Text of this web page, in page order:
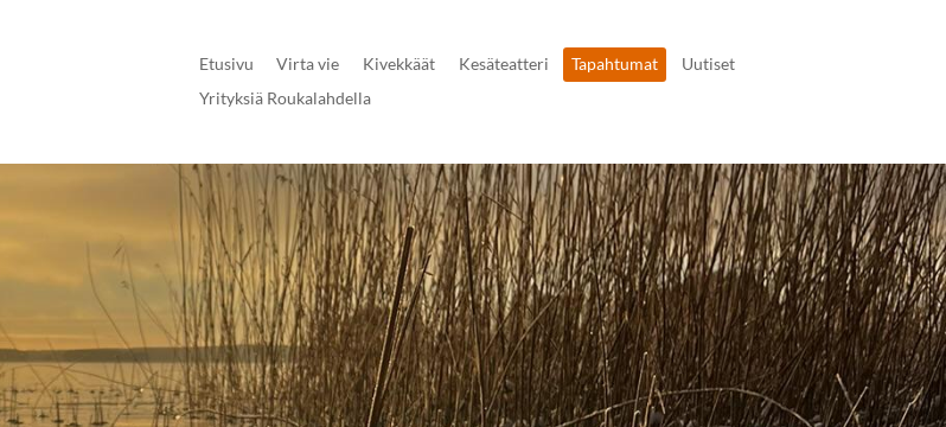
Etusivu Virta vie Kivekkäät Kesäteatteri Tapahtumat
Uutiset
Yrityksiä Roukalahdella